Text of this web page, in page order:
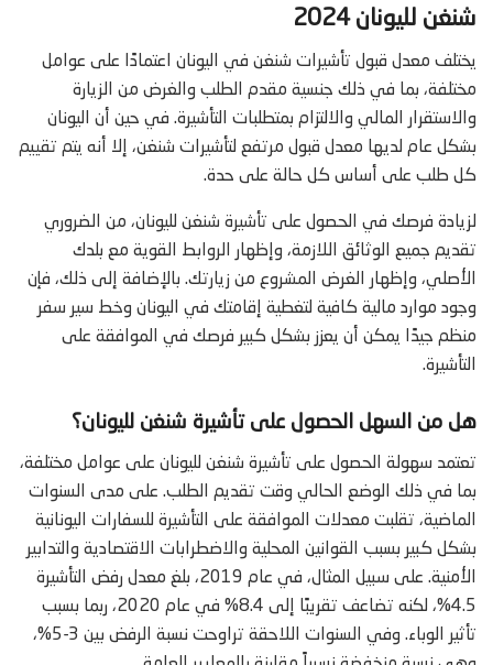
شنغن لليونان 2024
يختلف معدل قبول تأشيرات شنغن في اليونان اعتمادًا على عوامل
مختلفة، بما في ذلك جنسية مقدم الطلب والغرض من الزيارة
والاستقرار المالي والالتزام بمتطلبات التأشيرة. في حين أن اليونان
بشكل عام لديها معدل قبول مرتفع لتأشيرات شنغن، إلا أنه يتم تقييم
كل طلب على أساس كل حالة على حدة.
لزيادة فرصك في الحصول على تأشيرة شنغن لليونان، من الضروري
تقديم جميع الوثائق اللازمة، وإظهار الروابط القوية مع بلدك
الأصلي، وإظهار الغرض المشروع من زيارتك. بالإضافة إلى ذلك، فإن
وجود موارد مالية كافية لتغطية إقامتك في اليونان وخط سير سفر
منظم جيدًا يمكن أن يعزز بشكل كبير فرصك في الموافقة على
التأشيرة.
هل من السهل الحصول على تأشيرة شنغن لليونان؟
تعتمد سهولة الحصول على تأشيرة شنغن لليونان على عوامل مختلفة،
بما في ذلك الوضع الحالي وقت تقديم الطلب. على مدى السنوات
الماضية، تقلبت معدلات الموافقة على التأشيرة للسفارات اليونانية
بشكل كبير بسبب القوانين المحلية والاضطرابات الاقتصادية والتدابير
الأمنية. على سبيل المثال، في عام 2019، بلغ معدل رفض التأشيرة
4.5%، لكنه تضاعف تقريبًا إلى 8.4% في عام 2020، ربما بسبب
تأثير الوباء. وفي السنوات اللاحقة تراوحت نسبة الرفض بين 3-5%،